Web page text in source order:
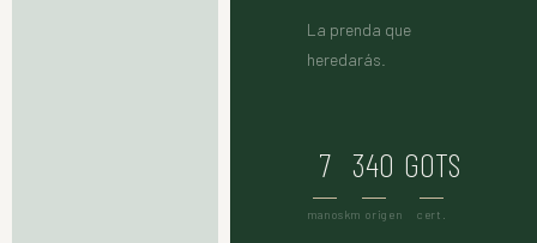
La prenda que
heredarás.
7
manos
340
km origen
GOTS
cert.